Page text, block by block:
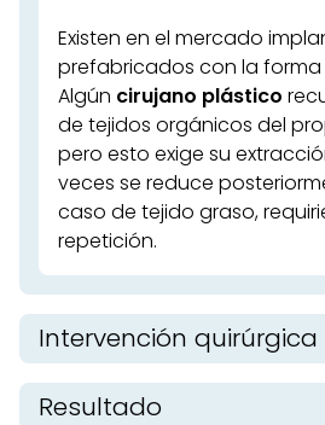
Existen en el mercado
prefabricados con la
Algún cirujano plástico
de tejidos orgánicos del
pero esto exige su
veces se reduce
caso de tejido graso,
repetición.
Intervención quirúrgica
Resultado